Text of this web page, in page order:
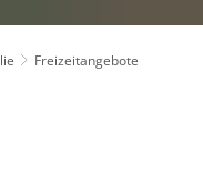
Freizeitangebote